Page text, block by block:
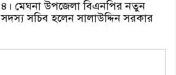
৪। মেঘনা উপজেলা বিএনপির নতুন
সদস্য সচিব হলেন সালাউদ্দিন সরকার